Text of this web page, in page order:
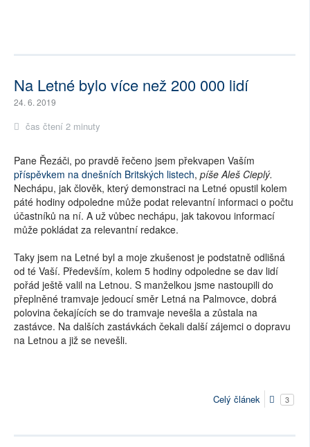
Na Letné bylo více než 200 000 lidí
24. 6. 2019
čas čtení 2 minuty
Pane Řezáči, po pravdě řečeno jsem překvapen Vaším
příspěvkem na dnešních Britských listech, píše Aleš Cieplý.
Nechápu, jak člověk, který demonstraci na Letné opustil kolem
páté hodiny odpoledne může podat relevantní informaci o počtu
účastníků na ní. A už vůbec nechápu, jak takovou informací
může pokládat za relevantní redakce.
Taky jsem na Letné byl a moje zkušenost je podstatně odlišná
od té Vaší. Především, kolem 5 hodiny odpoledne se dav lidí
pořád ještě valil na Letnou. S manželkou jsme nastoupili do
přeplněné tramvaje jedoucí směr Letná na Palmovce, dobrá
polovina čekajících se do tramvaje nevešla a zůstala na
zastávce. Na dalších zastávkách čekali další zájemci o dopravu
na Letnou a již se nevešli.
Celý článek 3